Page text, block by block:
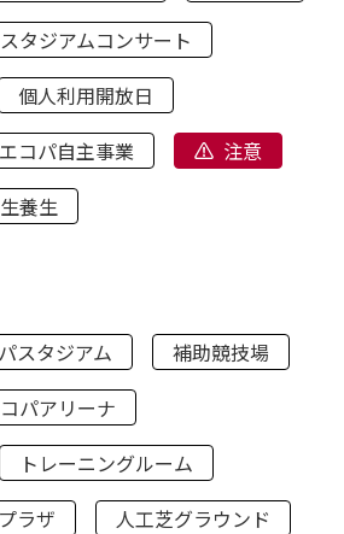
スタジアムコンサート
個人利用開放日
エコパ自主事業
注意
養生
スタジアム
補助競技場
パアリーナ
トレーニングルーム
ラザ
人工芝グラウンド